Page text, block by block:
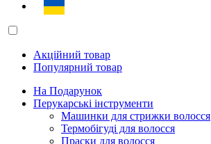
Акційний товар
Популярний товар
На Подарунок
Перукарські інструменти
Машинки для стрижки волосся
Термобігуді для волосся
Праски для волосся